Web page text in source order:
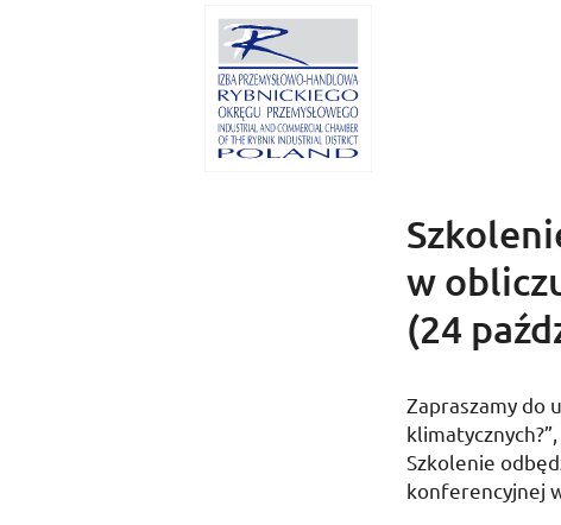
w
(24
Zapraszamy do
Szkolenie
konferencyjnej